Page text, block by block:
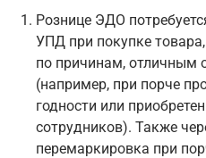
Рознице ЭДО
УПД при покупке
по причинам, отличным
(например, при порче
годности или
сотрудников). Также
перемаркировка при